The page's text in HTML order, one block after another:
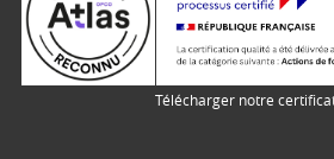
Télécharger notre